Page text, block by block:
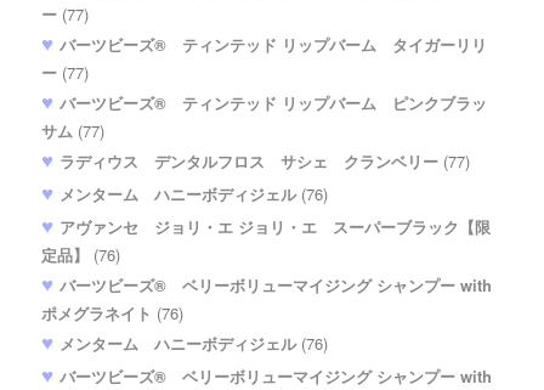
ー (77)
バーツビーズ® ティンテッド リップバーム タイガーリリ
ー (77)
バーツビーズ® ティンテッド リップバーム ピンクブラッ
サム (77)
ラディウス デンタルフロス サシェ クランベリー (77)
メンターム ハニーボディジェル(76)
アヴァンセ ジョリ・エ ジョリ・エ スーパーブラック【限
定品】
(76)
バーツビーズ® ベリーボリューマイジング シャンプー with
ポメグラネイト (76)
メンターム ハニーボディジェル(76)
バーツビーズ® ベリーボリューマイジング シャンプー with